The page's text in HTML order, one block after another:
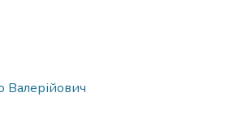
Валерійович